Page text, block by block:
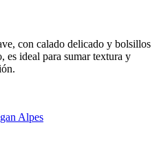
con calado delicado y bolsillos
es ideal para sumar textura y